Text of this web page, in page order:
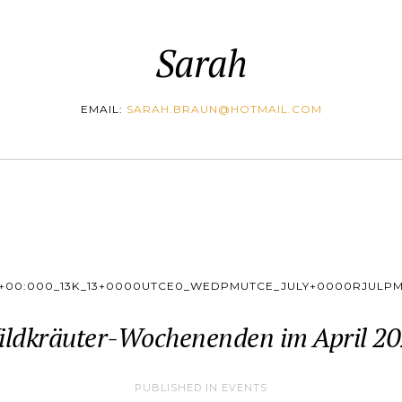
Sarah
EMAIL: SARAH.BRAUN@HOTMAIL.COM
Wochenenden im April
PUBLISHED IN EVENTS